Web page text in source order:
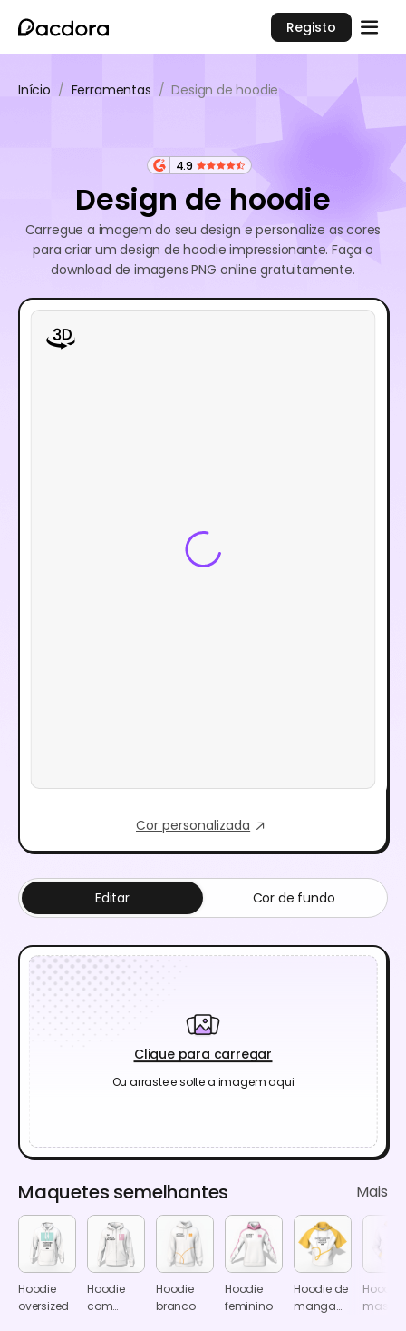
Registo
Início / Ferramentas / Design de hoodie
4.9
Design de hoodie
Carregue a imagem do seu design e personalize as cores
para criar um design de hoodie impressionante. Faça o
download de imagens PNG online gratuitamente.
Cor personalizada
Clique para carregar
Ou arraste e solte a imagem aqui
Editar Cor de fundo
Maquetes semelhantes Mais
Hoodie
oversized
Hoodie
com
Hoodie
branco
Hoodie
feminino
Hoodie de
manga
Hoodie